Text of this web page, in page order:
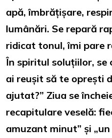
apă, îmbrățișare,
lumânări. Se repară
ridicat tonul, îmi pare
În spiritul soluțiilor, se
ai reușit să te oprești
ajutat?” Ziua se
recapitulare veselă:
amuzant minut” și